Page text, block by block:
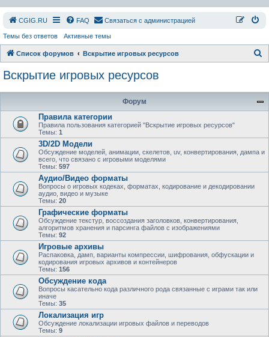
СGIG.RU FAQ Связаться с администрацией
Темы без ответов Активные темы
Список форумов Вскрытие игровых ресурсов
к
Вскрытие игровых ресурсов
Форум
Правила категории
Правила пользования категорией "Вскрытие игровых ресурсов"
Темы: 1
3D/2D Модели
Обсуждение моделей, анимации, скелетов, uv, конвертирования, дампа и
всего, что связано с игровыми моделями
Темы: 597
Аудио/Видео форматы
Вопросы о игровых кодеках, форматах, кодирование и декодировании
аудио, видео и музыке
Темы: 20
Графические форматы
Обсуждение текстур, воссоздания заголовков, конвертирования,
алгоритмов хранения и парсинга файлов с изображениями
Темы: 92
Игровые архивы
Распаковка, дамп, варианты компрессии, шифрования, обфускации и
кодирования игровых архивов и контейнеров
Темы: 156
Обсуждение кода
Вопросы касательно кода различного рода связанные с играми так или
иначе
Темы: 35
Локализация игр
Обсуждение локализации игровых файлов и переводов
Темы: 9